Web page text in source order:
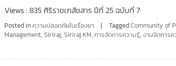
Views : 835 ศิริราชเภสัชสาร ปีที่ 25 ฉบับที่ 7
Posted in ความปลอดภัยในเรื่องยา TaggedCommunity of
Management, Siriraj, Siriraj KM, การจัดการความรู้, งานจัดการค